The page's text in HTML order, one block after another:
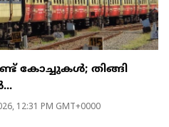
കോച്ചുകള്‍; തിങ്ങി
12:31 PM GMT+0000